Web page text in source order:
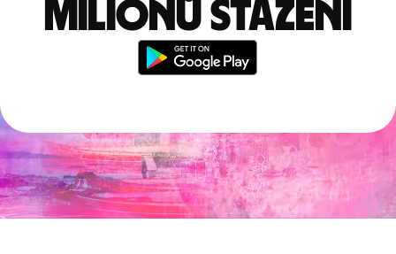
milionů stažení